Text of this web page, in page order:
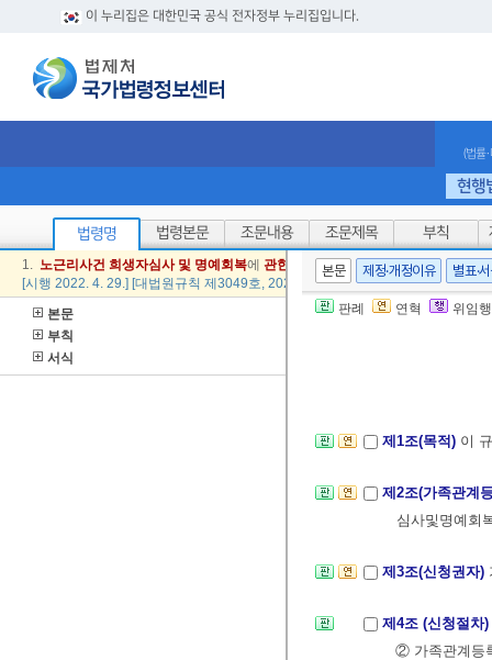
이 누리집은 대한민국 공식 전자정부 누리집입니다.
(법률
현행
법령명 법령본문 조문내용 조문제목 부칙
1. 노근리 사건 희생자심사 및 명예 회복에 관한 특별법 에 의한 가족관계등록사무
[시행 2022. 4. 29.] [대법원규칙 제3049호, 2022. 4. 29., 일부개정]
본문
부칙
서식
본문 제정·개정이유 별표·
판례 연혁 위임
제1조(목적) 이
제2조(가족관계
심사및명예회
제3조(신청권자)
제4조 (신청절차)
② 가족관계등